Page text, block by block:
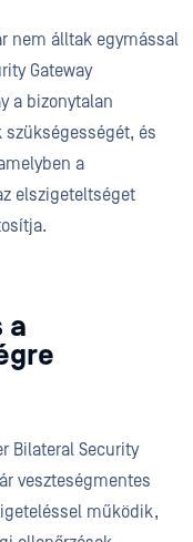
nem álltak egymással
Gateway
a bizonytalan
és
a
elszigeteltséget
a
Bilateral Security
veszteségmentes
működik,